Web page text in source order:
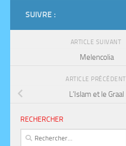
SUIVRE :
ARTICLE SUIVANT
Melencolia
ARTICLE PRÉCÉDENT
L’Islam et le Graal
RECHERCHER
Rechercher :